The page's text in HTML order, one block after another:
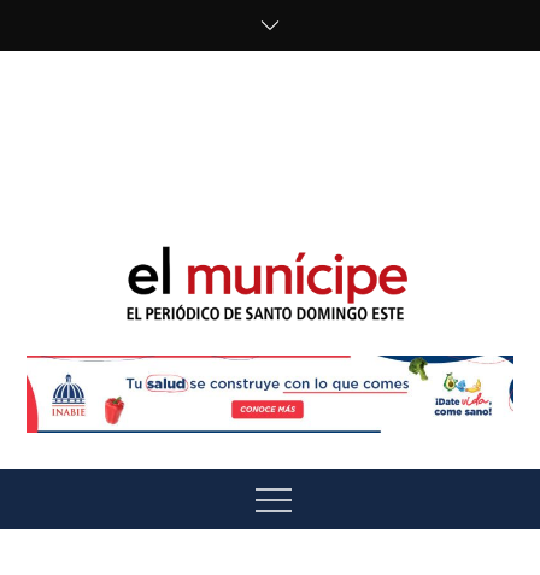
El Munícipe
Menu